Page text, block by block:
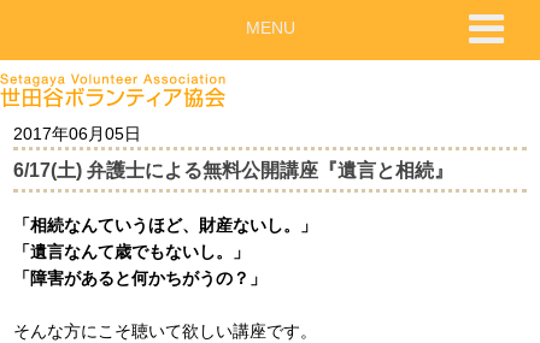
2017年06月05日
6/17(土) 弁護士による無料公開講座『遺言と相続』
「相続なんていうほど、財産ないし。」
「遺言なんて歳でもないし。」
「障害があると何かちがうの？」
そんな方にこそ聴いて欲しい講座です。
MENU